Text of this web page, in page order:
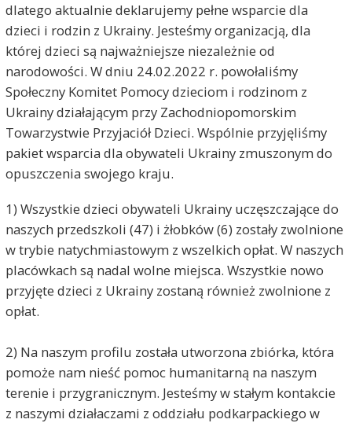
dlatego aktualnie deklarujemy pełne wsparcie dla
dzieci i rodzin z Ukrainy. Jesteśmy organizacją, dla
której dzieci są najważniejsze niezależnie od
narodowości. W dniu 24.02.2022 r. powołaliśmy
Społeczny Komitet Pomocy dzieciom i rodzinom z
Ukrainy działającym przy Zachodniopomorskim
Towarzystwie Przyjaciół Dzieci. Wspólnie przyjęliśmy
pakiet wsparcia dla obywateli Ukrainy zmuszonym do
opuszczenia swojego kraju.
1) Wszystkie dzieci obywateli Ukrainy uczęszczające do
naszych przedszkoli (47) i żłobków (6) zostały zwolnione
w trybie natychmiastowym z wszelkich opłat. W naszych
placówkach są nadal wolne miejsca. Wszystkie nowo
przyjęte dzieci z Ukrainy zostaną również zwolnione z
opłat.
2) Na naszym profilu została utworzona zbiórka, która
pomoże nam nieść pomoc humanitarną na naszym
terenie i przygranicznym. Jesteśmy w stałym kontakcie
z naszymi działaczami z oddziału podkarpackiego w